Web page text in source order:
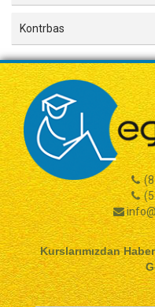
Kontrbas
Kurslarımızdan